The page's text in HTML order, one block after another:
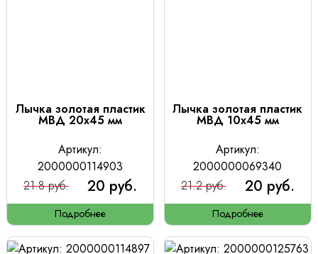
Лычка золотая пластик
МВД 20х45 мм
Артикул:
2000000114903
21.8 руб.
20 руб.
Подробнее
Лычка золотая пластик
МВД 10х45 мм
Артикул:
2000000069340
21.2 руб.
20 руб.
Подробнее